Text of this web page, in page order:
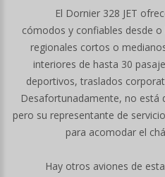
El Dornier 328 JET
cómodos y confiables desde o
regionales cortos o
interiores de hasta 30
deportivos, traslados
Desafortunadamente, no está
pero su representante de
para acomodar el
Hay otros aviones de